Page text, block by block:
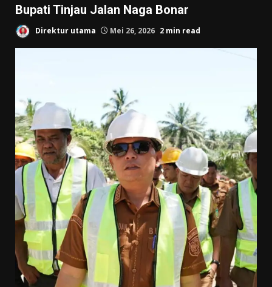
Bupati Tinjau Jalan Naga Bonar
Direktur utama Mei 26, 2026 2 min read